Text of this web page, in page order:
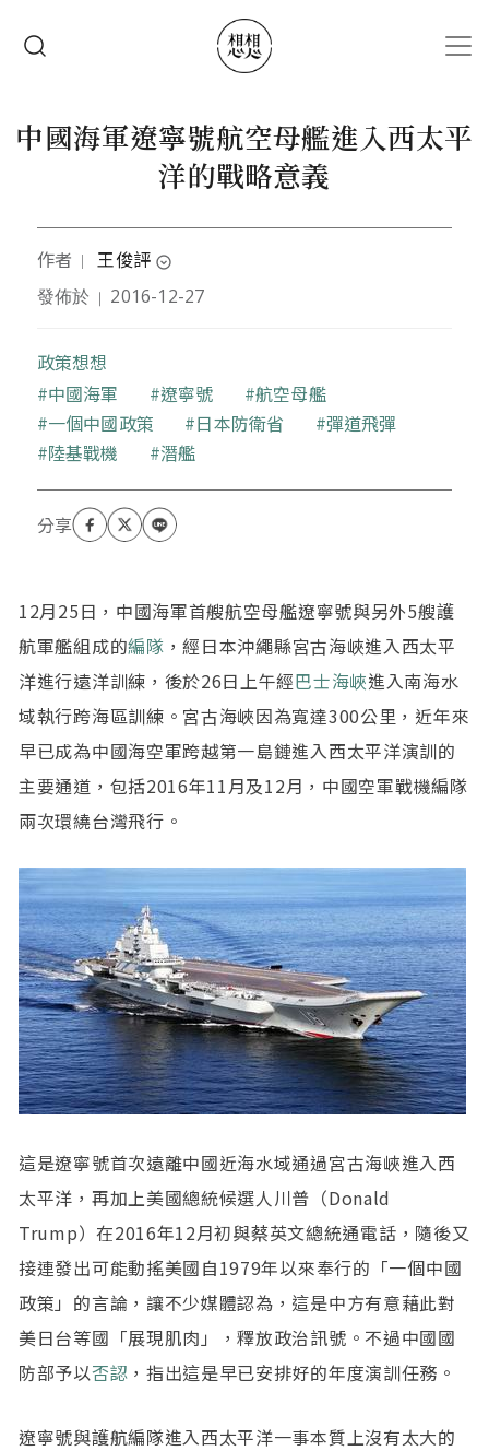
中國海軍遼寧號航空母艦進入西太平
洋的戰略意義
作者 ｜ 王俊評 expand_circle_down
國立政治大學外交系博士，專長為海洋戰略研究、國
南加州大學東亞研究中心訪問，期間出版《和諧世界
與亞太權力平衡：中國崛起的世界觀、地緣戰略，及
戰略文化》。現為獨立研究者。
發佈於 ｜ 2016-12-27
政策想想
關鍵字
中國海軍 遼寧號
航空母艦
一個中國政策
日本防衛省
彈道飛彈
陸基戰機
潛艦
12月25日，中國海軍首艘航空母艦遼寧號與另外5艘護
航軍艦組成的編隊 ，經日本沖繩縣宮古海峽進入西太平
洋進行遠洋訓練，後於26日上午經巴士海峽進入南海水
域執行跨海區訓練。宮古海峽因為寬達300公里，近年來
早已成為中國海空軍跨越第一島鏈進入西太平洋演訓的
主要通道，包括2016年11月及12月，中國空軍戰機編隊
兩次環繞台灣飛行。
這是遼寧號首次遠離中國近海水域通過宮古海峽進入西
太平洋，再加上美國總統候選人川普（Donald
Trump）在2016年12月初與蔡英文總統通電話，隨後又
接連發出可能動搖美國自1979年以來奉行的「一個中國
政策」的言論，讓不少媒體認為，這是中方有意藉此對
美日台等國「展現肌肉」，釋放政治訊號。不過中國國
防部予以否認 ，指出這是早已安排好的年度演訓任務。
遼寧號與護航編隊進入西太平洋一事本質上沒有太大的